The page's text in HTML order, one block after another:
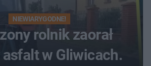
NIEWIARYGODNE!
rolnik zaorał
w Gliwicach.